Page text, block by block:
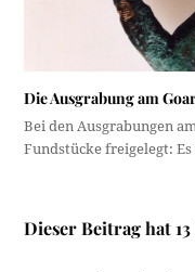
Die Ausgrabung am
Bei den Ausgrabungen
Fundstücke freigelegt:
Dieser Beitrag hat